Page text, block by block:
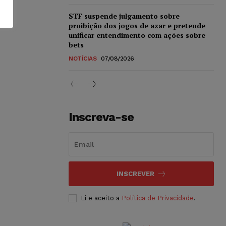
STF suspende julgamento sobre
proibição dos jogos de azar e pretende
unificar entendimento com ações sobre
bets
NOTÍCIAS 07/08/2026
Inscreva-se
INSCREVER
Li e aceito a Política de Privacidade.